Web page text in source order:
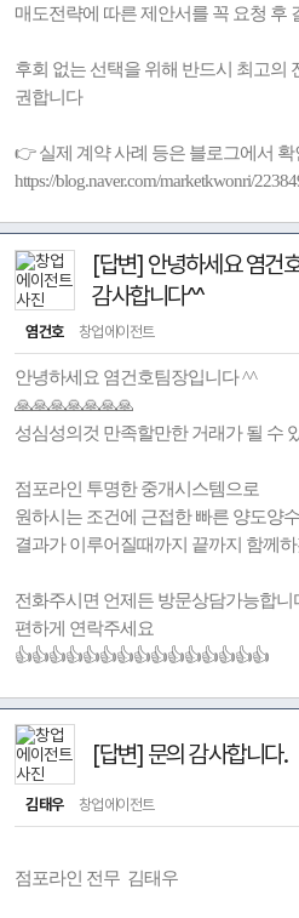
매도전략에 따른 제안서를 꼭 요청 후
후회 없는 선택을 위해 반드시 최고의
권합니다
👉 실제 계약 사례 등은 블로그에서
https://blog.naver.com/marketkwonri/
[답변] 안녕하세요 염건
감사합니다^^
염건호 창업에이전트
안녕하세요 염건호팀장입니다 ^^
🙏🙏🙏🙏🙏🙏🙏
성심성의것 만족할만한 거래가 될 수
점포라인 투명한 중개시스템으로
원하시는 조건에 근접한 빠른 양도양
결과가 이루어질때까지 끝까지 함께
전화주시면 언제든 방문상담가능합니
편하게 연락주세요
👍👍👍👍👍👍👍👍👍👍👍👍👍👍👍
[답변] 문의 감사합니다.
김태우 창업에이전트
점포라인 전무 김태우